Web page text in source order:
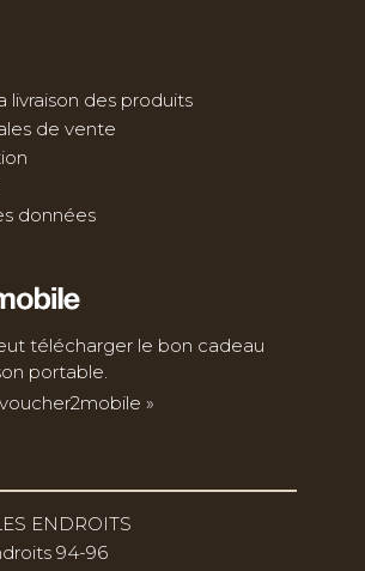
livraison des produits
de vente
données
télécharger le bon cadeau
portable.
»
ENDROITS
94-96